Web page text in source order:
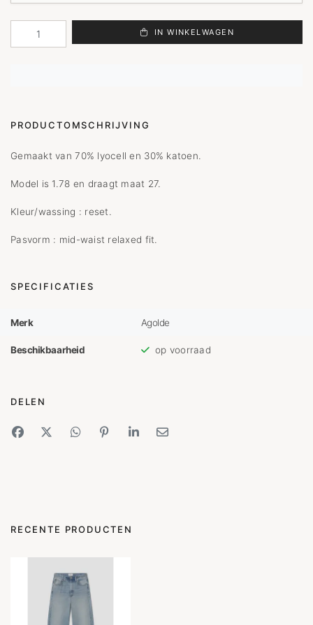
IN WINKELWAGEN
PRODUCTOMSCHRIJVING
Gemaakt van 70% lyocell en 30% katoen.
Model is 1.78 en draagt maat 27.
Kleur/wassing : reset.
Pasvorm : mid-waist relaxed fit.
SPECIFICATIES
Merk Agolde
Beschikbaarheid op voorraad
DELEN
RECENTE PRODUCTEN